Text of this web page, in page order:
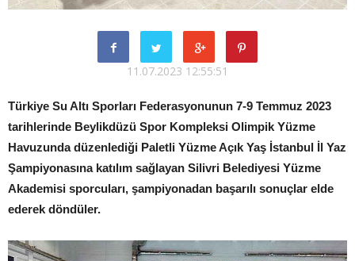
11.07.2023 12:55:51
Türkiye Su Altı Sporları Federasyonunun 7-9 Temmuz 2023
tarihlerinde Beylikdüzü Spor Kompleksi Olimpik Yüzme
Havuzunda düzenlediği Paletli Yüzme Açık Yaş İstanbul İl Yaz
Şampiyonasına katılım sağlayan Silivri Belediyesi Yüzme
Akademisi sporcuları, şampiyonadan başarılı sonuçlar elde
ederek döndüler.